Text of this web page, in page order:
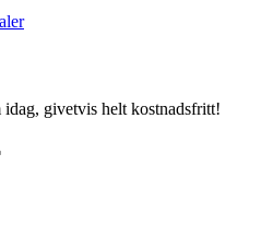
givetvis helt kostnadsfritt!